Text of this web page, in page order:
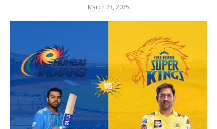
March 23, 2025